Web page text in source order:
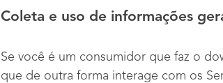
Coleta e uso de informações
Se você é um consumidor que faz o
que de outra forma interage com os